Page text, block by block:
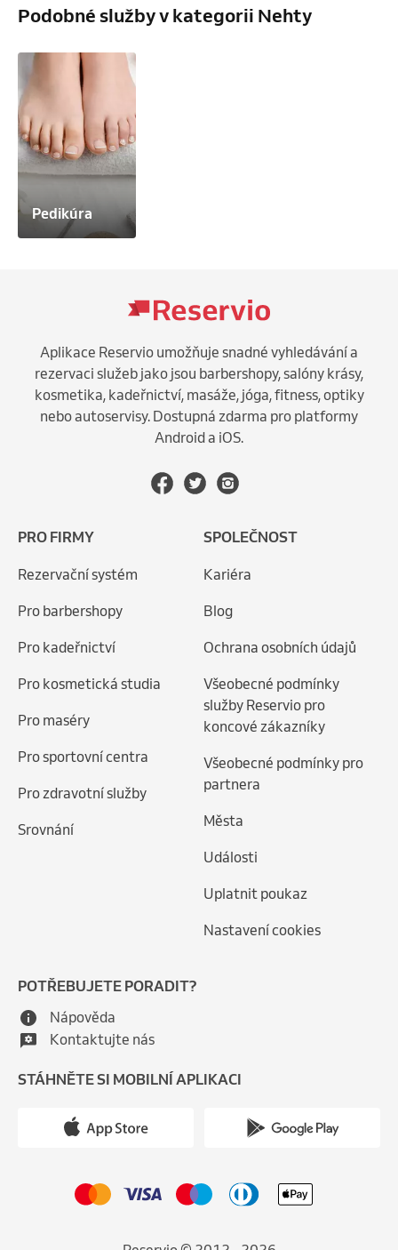
- aplikace krému nebo pěny na nohu
Podobné služby v kategorii Nehty
Pedikúra
Aplikace Reservio umožňuje snadné vyhledávání a
rezervaci služeb jako jsou barbershopy, salóny krásy,
kosmetika, kadeřnictví, masáže, jóga, fitness, optiky
nebo autoservisy. Dostupná zdarma pro platformy
Android a iOS.
PRO FIRMY
Rezervační systém
Pro barbershopy
Pro kadeřnictví
Pro kosmetická studia
Pro maséry
Pro sportovní centra
Pro zdravotní služby
Srovnání
SPOLEČNOST
Kariéra
Blog
Ochrana osobních údajů
Všeobecné podmínky
služby Reservio pro
koncové zákazníky
Všeobecné podmínky pro
partnera
Města
Události
Uplatnit poukaz
Nastavení cookies
POTŘEBUJETE PORADIT?
Nápověda
Kontaktujte nás
STÁHNĚTE SI MOBILNÍ APLIKACI